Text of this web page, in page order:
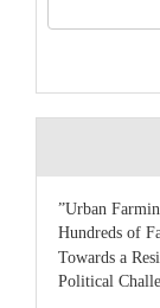
”Urban
Hundreds of
Towards a
Political